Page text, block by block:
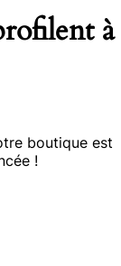
à
boutique est
!